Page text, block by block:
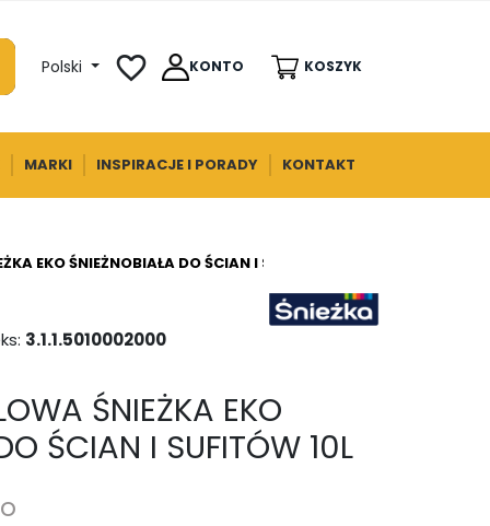
Polski favorite_border KONTO KOSZYK
MARKI INSPIRACJE I PORADY KONTAKT
EKO ŚNIEŻNOBIAŁA DO ŚCIAN I SUFITÓW 10L
3.1.1.5010002000
ŚNIEŻKA EKO
ŚCIAN I SUFITÓW 10L